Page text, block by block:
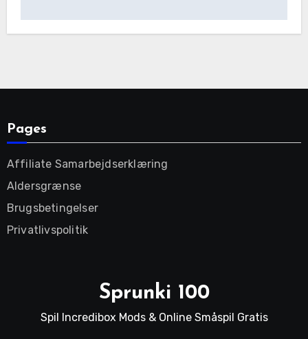
Pages
Affiliate Samarbejdserklæring
Aldersgrænse
Brugsbetingelser
Privatlivspolitik
Sprunki 100
Spil Incredibox Mods & Online Småspil Gratis